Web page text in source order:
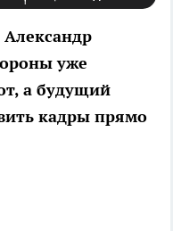
Александр
уже
а будущий
кадры прямо